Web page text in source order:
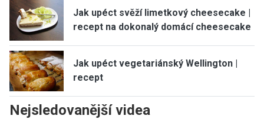
Jak upéct svěží limetkový cheesecake |
recept na dokonalý domácí cheesecake
Jak upéct vegetariánský Wellington |
recept
Nejsledovanější videa